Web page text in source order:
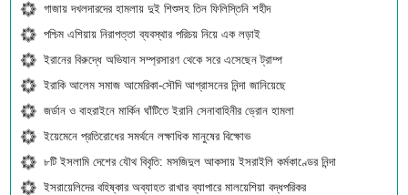
গাজায় দখলদারদের হামলায় দুই শিশুসহ তিন ফিলিস্তিনি শহীদ
পশ্চিম এশিয়ায় নিরাপত্তা ব্যবস্থার পরিচয় নিয়ে এক লড়াই
ইরানের বিরুদ্ধে অভিযান সম্প্রসারণ থেকে সরে এসেছেন ট্রাম্প
ইরাকি আলেম সমাজ আমেরিকা-সৌদি আগ্রাসনের নিন্দা জানিয়েছে
জর্ডান ও বাহরাইনে মার্কিন ঘাঁটিতে ইরানি সেনাবাহিনীর ড্রোন হামলা
ইয়েমেনে প্রতিরোধের সমর্থনে লক্ষাধিক মানুষের বিক্ষোভ
৮টি ইসলামি দেশের যৌথ বিবৃতি: মসজিদুল আকসায় ইসরাইলি কর্মকাণ্ডের নিন্দা
ইসরায়েলিদের বহিষ্কার অব্যাহত রাখার ব্যাপারে মালয়েশিয়া বদ্ধপরিকর